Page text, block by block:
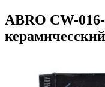
ABRO CW-